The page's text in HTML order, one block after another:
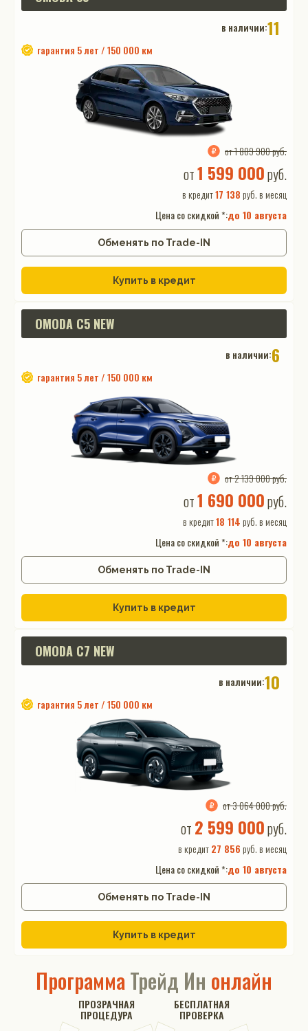
в наличии:11
гарантия 5 лет / 150 000 км
от 1 809 900 руб.
от1 599 000руб.
в кредит17 138 руб. в месяц
Цена со скидкой *:до 10 августа
Обменять по Trade-IN
Купить в кредит
OMODA C5 NEW
в наличии:6
гарантия 5 лет / 150 000 км
от 2 139 000 руб.
от1 690 000руб.
в кредит18 114 руб. в месяц
Цена со скидкой *:до 10 августа
Обменять по Trade-IN
Купить в кредит
OMODA C7 NEW
в наличии:10
гарантия 5 лет / 150 000 км
от 3 064 000 руб.
от 2 599 000руб.
в кредит27 856 руб. в месяц
Цена со скидкой *:до 10 августа
Обменять по Trade-IN
Купить в кредит
ПрограммаТрейд Ин онлайн
ПРОЗРАЧНАЯ
ПРОЦЕДУРА
БЕСПЛАТНАЯ
ПРОВЕРКА